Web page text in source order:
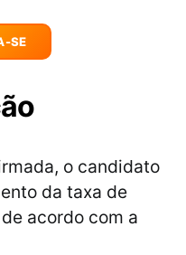
SE
o candidato
da taxa de
acordo com a